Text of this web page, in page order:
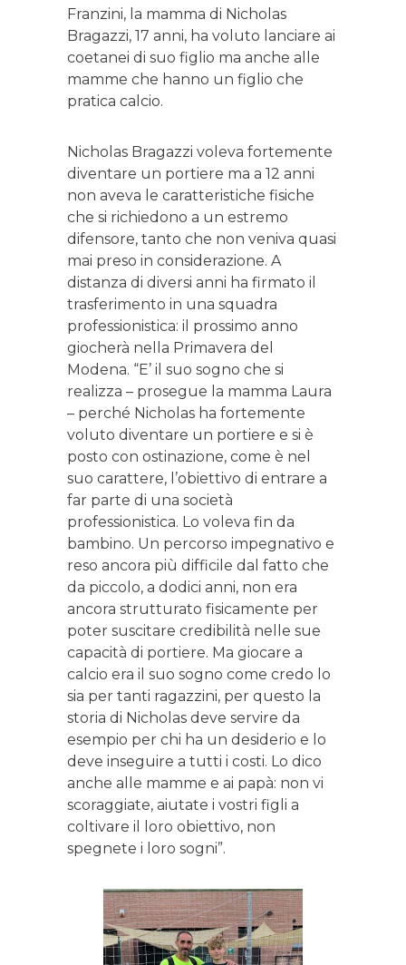
Franzini, la mamma di Nicholas
Bragazzi, 17 anni, ha voluto lanciare ai
coetanei di suo figlio ma anche alle
mamme che hanno un figlio che
pratica calcio.
Nicholas Bragazzi voleva fortemente
diventare un portiere ma a 12 anni
non aveva le caratteristiche fisiche
che si richiedono a un estremo
difensore, tanto che non veniva quasi
mai preso in considerazione. A
distanza di diversi anni ha firmato il
trasferimento in una squadra
professionistica: il prossimo anno
giocherà nella Primavera del
Modena. “E’ il suo sogno che si
realizza – prosegue la mamma Laura
– perché Nicholas ha fortemente
voluto diventare un portiere e si è
posto con ostinazione, come è nel
suo carattere, l’obiettivo di entrare a
far parte di una società
professionistica. Lo voleva fin da
bambino. Un percorso impegnativo e
reso ancora più difficile dal fatto che
da piccolo, a dodici anni, non era
ancora strutturato fisicamente per
poter suscitare credibilità nelle sue
capacità di portiere. Ma giocare a
calcio era il suo sogno come credo lo
sia per tanti ragazzini, per questo la
storia di Nicholas deve servire da
esempio per chi ha un desiderio e lo
deve inseguire a tutti i costi. Lo dico
anche alle mamme e ai papà: non vi
scoraggiate, aiutate i vostri figli a
coltivare il loro obiettivo, non
spegnete i loro sogni”.